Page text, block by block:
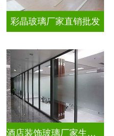
彩晶玻璃厂家直销批发
酒店装饰玻璃厂家生产安装